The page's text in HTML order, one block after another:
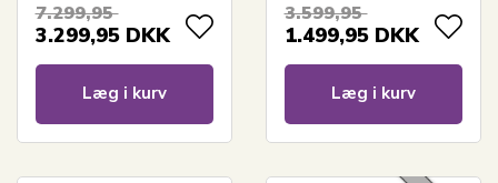
Diamanten
7.299,95
3.299,95 DKK
Læg i kurv
3.599,95
1.499,95 DKK
Læg i kurv